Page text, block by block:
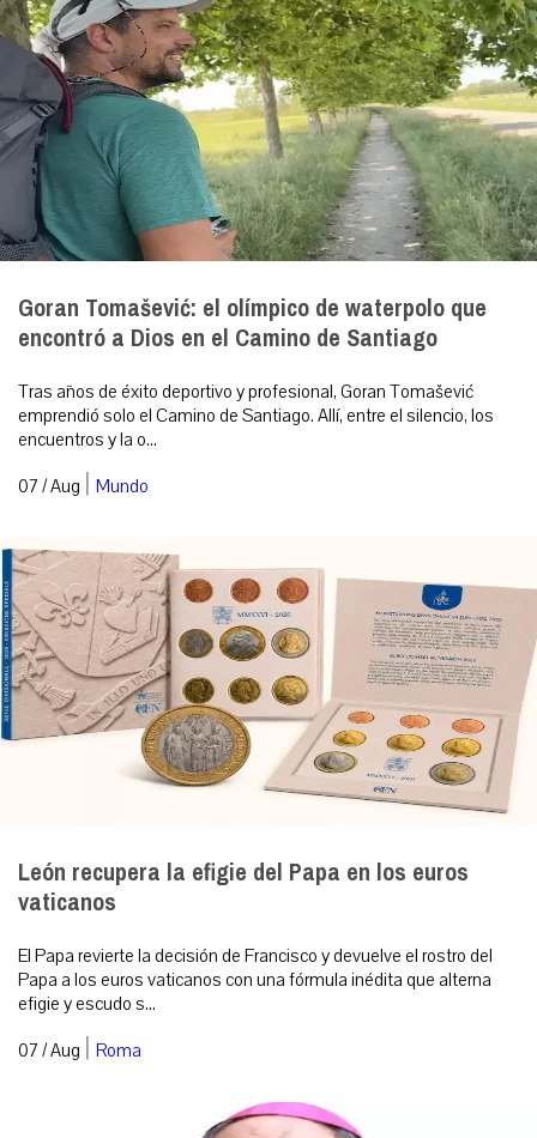
Goran Tomašević: el olímpico de waterpolo que
encontró a Dios en el Camino de Santiago
Tras años de éxito deportivo y profesional, Goran Tomašević
emprendió solo el Camino de Santiago. Allí, entre el silencio, los
encuentros y la o...
07 / Aug | Mundo
León recupera la efigie del Papa en los euros
vaticanos
El Papa revierte la decisión de Francisco y devuelve el rostro del
Papa a los euros vaticanos con una fórmula inédita que alterna
efigie y escudo s...
07 / Aug | Roma